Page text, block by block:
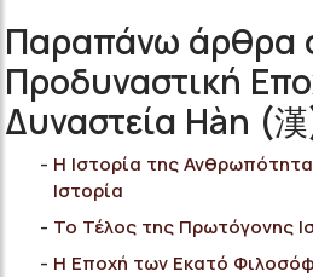
Παραπάνω άρθρα
Προδυναστική
Δυναστεία Hàn (
Η Ιστορία της
Ιστορία
Το Τέλος της Πρωτόγονης
Η Εποχή των Εκατό